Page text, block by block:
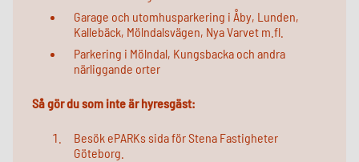
Garage och utomhusparkering i Åby, Lunden,
Kallebäck, Mölndalsvägen, Nya Varvet m.fl.
Parkering i Mölndal, Kungsbacka och andra
närliggande orter
Så gör du som inte är hyresgäst:
Besök ePARKs sida för Stena Fastigheter
Göteborg.